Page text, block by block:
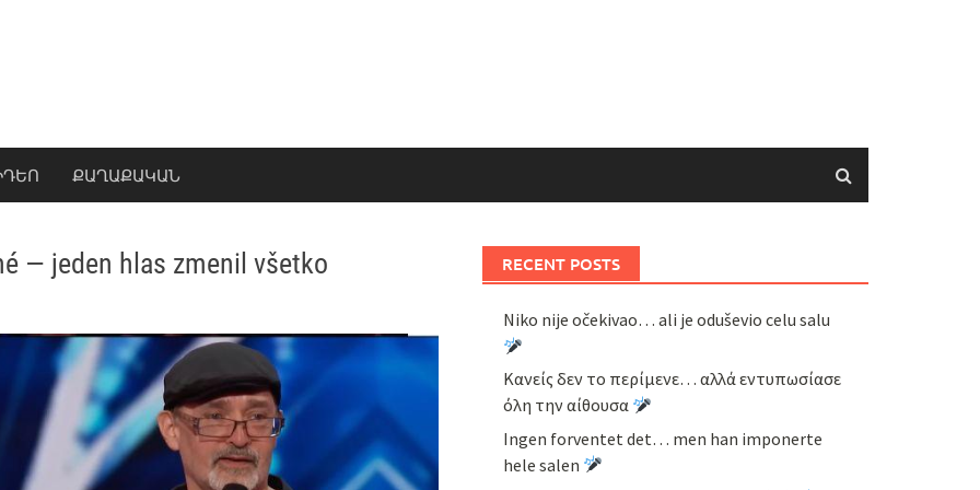
ՔԱՂԱՔԱԿԱՆ
— jeden hlas zmenil všetko RECENT POSTS
Niko nije očekivao… ali je oduševio celu salu
Κανείς δεν το περίμενε… αλλά εντυπωσίασε
όλη την αίθουσα
Ingen forventet det… men han imponerte
hele salen